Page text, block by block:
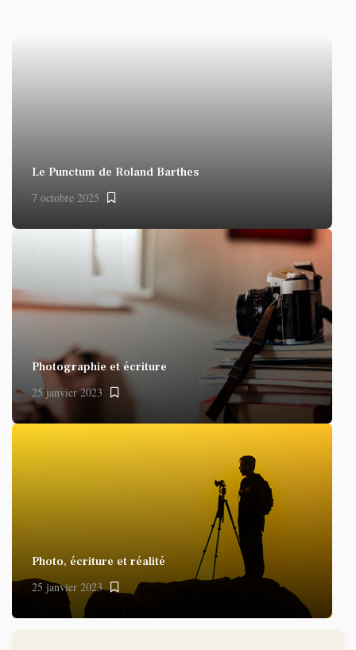
Le Punctum de Roland Barthes
7 octobre 2025
Photographie et écriture
25 janvier 2023
Photo, écriture et réalité
25 janvier 2023